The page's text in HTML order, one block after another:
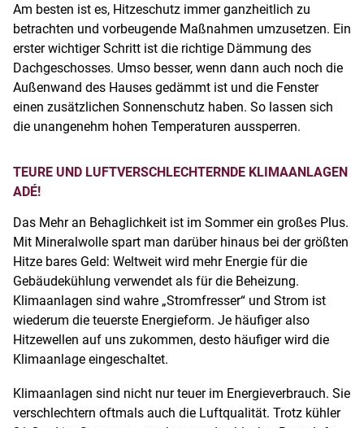
Am besten ist es, Hitzeschutz immer ganzheitlich zu
betrachten und vorbeugende Maßnahmen umzusetzen. Ein
erster wichtiger Schritt ist die richtige Dämmung des
Dachgeschosses. Umso besser, wenn dann auch noch die
Außenwand des Hauses gedämmt ist und die Fenster
einen zusätzlichen Sonnenschutz haben. So lassen sich
die unangenehm hohen Temperaturen aussperren.
TEURE UND LUFTVERSCHLECHTERNDE KLIMAANLAGEN
ADÉ!
Das Mehr an Behaglichkeit ist im Sommer ein großes Plus.
Mit Mineralwolle spart man darüber hinaus bei der größten
Hitze bares Geld: Weltweit wird mehr Energie für die
Gebäudekühlung verwendet als für die Beheizung.
Klimaanlagen sind wahre „Stromfresser“ und Strom ist
wiederum die teuerste Energieform. Je häufiger also
Hitzewellen auf uns zukommen, desto häufiger wird die
Klimaanlage eingeschaltet.
Klimaanlagen sind nicht nur teuer im Energieverbrauch. Sie
verschlechtern oftmals auch die Luftqualität. Trotz kühler